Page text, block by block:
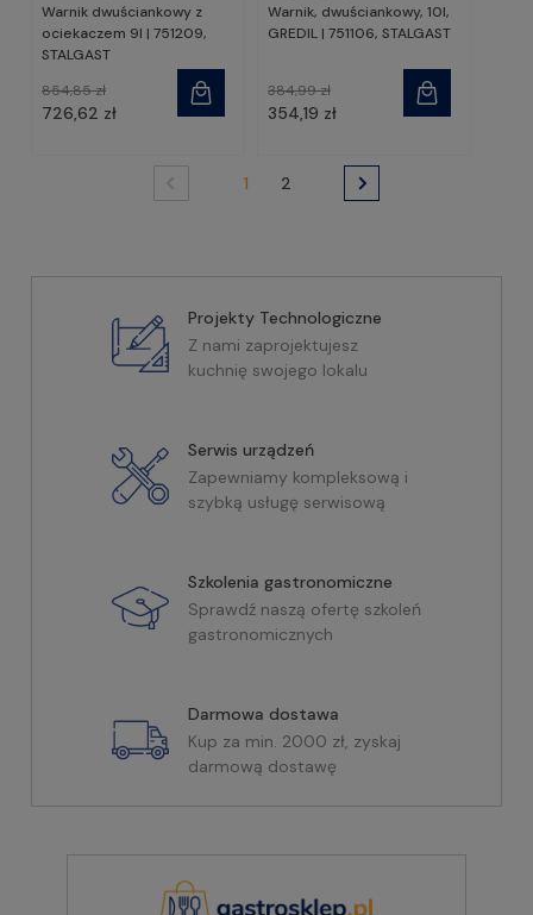
Warnik dwuściankowy z
ociekaczem 9l | 751209,
STALGAST
726,62 zł
854,85 zł
Warnik, dwuściankowy, 10l,
GREDIL | 751106, STALGAST
354,19 zł
384,99 zł
1 2
Projekty Technologiczne
Z nami zaprojektujesz
kuchnię swojego lokalu
Serwis urządzeń
Zapewniamy kompleksową i
szybką usługę serwisową
Szkolenia gastronomiczne
Sprawdź naszą ofertę szkoleń
gastronomicznych
Darmowa dostawa
Kup za min. 2000 zł, zyskaj
darmową dostawę